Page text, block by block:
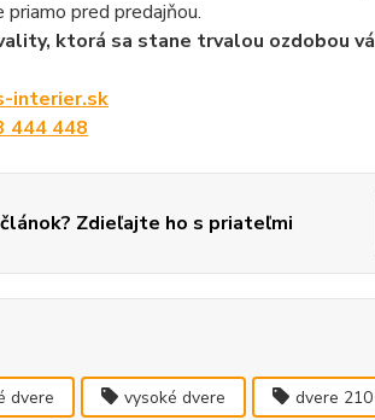
priamo pred predajňou.
ktorá sa stane trvalou ozdobou
interier.sk
444 448
Zdieľajte ho s priateľmi
dvere vysoké dvere dvere 210